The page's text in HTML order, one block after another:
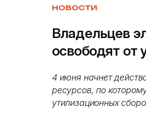
НОВОСТИ
Владельцев
освободят от
4 июня начнет
ресурсов, по
утилизационных